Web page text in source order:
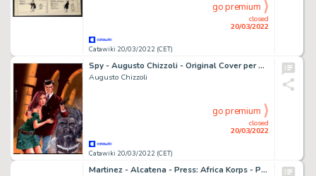
Catawiki 20/03/2022 (CET)
closed
20/03/2022
go premium
Spy - Augusto Chizzoli - Original Cover per pubblicazione non reperita - Page volante - Exemplaire unique - (1968)
Augusto Chizzoli
Catawiki 20/03/2022 (CET)
closed
20/03/2022
go premium
Martinez - Alcatena - Press: Africa Korps - Page volante - Exemplaire unique